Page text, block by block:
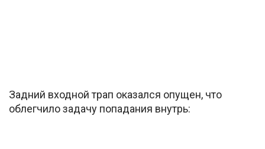
Задний входной трап оказался опущен, что
облегчило задачу попадания внутрь: